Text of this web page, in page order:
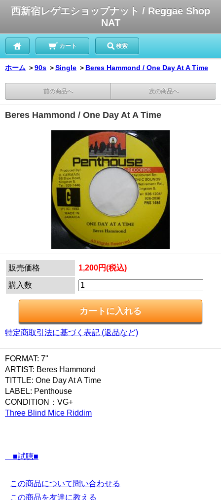
西新宿レゲエショップナット / Reggae Shop
NAT
カート 検索
ホーム ＞90s ＞Single ＞ Beres Hammond / One Day At A Time
前の商品へ 次の商品へ
Beres Hammond / One Day At A Time
販売価格 1,200円(税込)
購入数
特定商取引法に基づく表記 (返品など)
FORMAT: 7"
ARTIST: Beres Hammond
TITTLE: One Day At A Time
LABEL: Penthouse
CONDITION：VG+
Three Blind Mice Riddim
■試聴■
この商品について問い合わせる
この商品を友達に教える